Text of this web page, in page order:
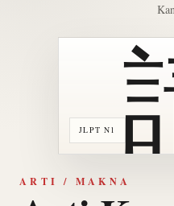
JLPT N1
ARTI / MAKNA